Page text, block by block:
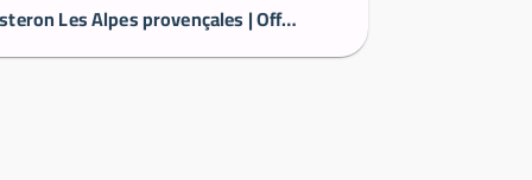
Sisteron Les Alpes provençales | Office de Tourisme